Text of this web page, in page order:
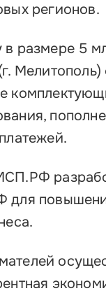
регионов.
размере 5
для